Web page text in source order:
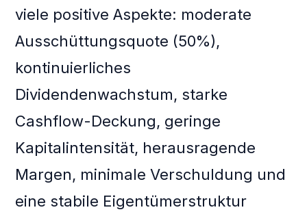
viele positive Aspekte: moderate
Ausschüttungsquote (50%),
kontinuierliches
Dividendenwachstum, starke
Cashflow-Deckung, geringe
Kapitalintensität, herausragende
Margen, minimale Verschuldung und
eine stabile Eigentümerstruktur